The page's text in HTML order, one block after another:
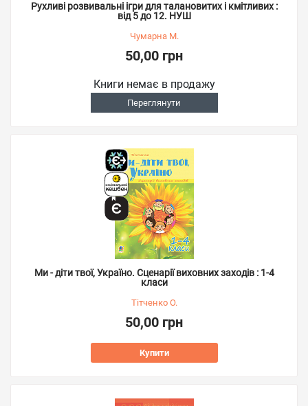
Рухливі розвивальні ігри для талановитих і кмітливих :
від 5 до 12. НУШ
Чумарна М.
50,00 грн
Книги немає в продажу
Переглянути
Ми - діти твої, Україно. Сценарії виховних заходів : 1-4
класи
Тітченко О.
50,00 грн
Купити